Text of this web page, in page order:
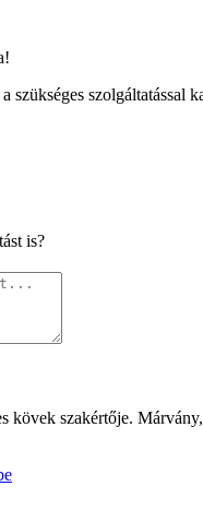
szükséges szolgáltatással
is?
kövek szakértője.